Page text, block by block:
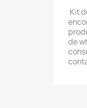
Kit
de